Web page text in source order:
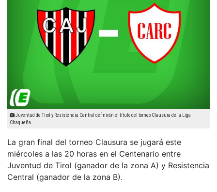
Juventud de Tirol y Resistencia Central definirán el título del torneo Clausura de la Liga
Chaqueña.
La gran final del torneo Clausura se jugará este
miércoles a las 20 horas en el Centenario entre
Juventud de Tirol (ganador de la zona A) y Resistencia
Central (ganador de la zona B).